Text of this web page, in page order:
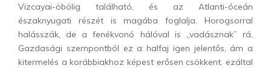
Vizcayai-öbölig található, és az Atlanti-óceán
északnyugati részét is magába foglalja. Horogsorral
halásszák, de a fenékvonó hálóval is „vadásznak” rá.
Gazdasági szempontból ez a halfaj igen jelentős, ám a
kitermelés a korábbiakhoz képest erősen csökkent, ezáltal